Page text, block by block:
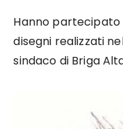
Hanno
disegni realizzati
sindaco di Briga